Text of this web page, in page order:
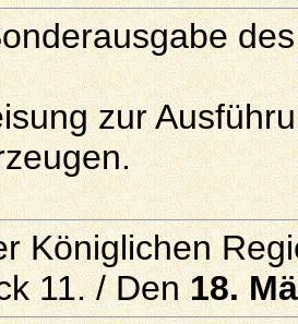
zur
Königlichen
11. / Den18.